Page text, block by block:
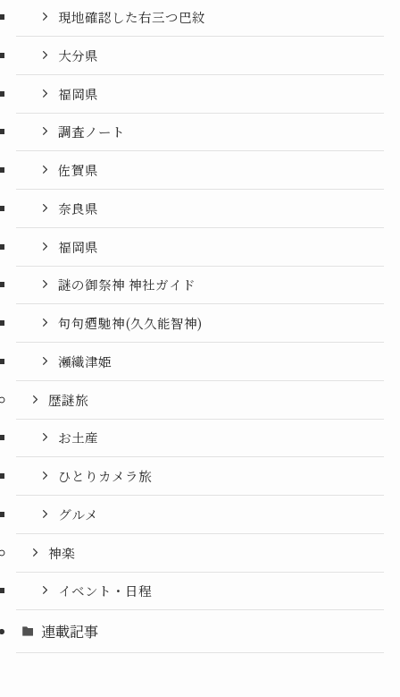
現地確認した右三つ巴紋
大分県
福岡県
調査ノート
佐賀県
奈良県
福岡県
謎の御祭神 神社ガイド
句句廼馳神(久久能智神)
瀬織津姫
歴謎旅
お土産
ひとりカメラ旅
グルメ
神楽
イベント・日程
連載記事